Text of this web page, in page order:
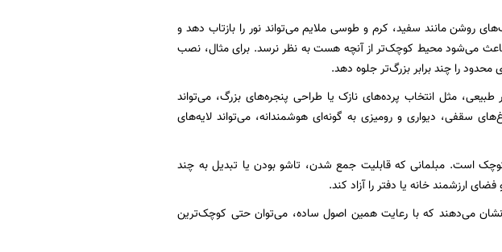
روشن مانند سفید، کرم و طوسی ملایم می‌تواند نور را بازتاب دهد و
باعث می‌شود محیط کوچک‌تر از آنچه هست به نظر نرسد. برای مثال، نصب
را چند برابر بزرگ‌تر جلوه دهد.
مثل انتخاب پرده‌های نازک یا طراحی پنجره‌های بزرگ، می‌تواند
سقفی، دیواری و رومیزی به گونه‌ای هوشمندانه، می‌تواند لایه‌های
است. مبلمانی که قابلیت جمع شدن، تاشو بودن یا تبدیل به چند
ارزشمند خانه یا دفتر را آزاد کند.
نشان می‌دهند که با رعایت همین اصول ساده، می‌توان حتی کوچک‌ترین